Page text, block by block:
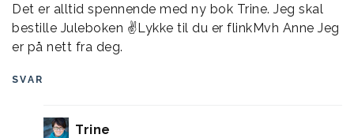
Det er alltid spennende med ny bok Trine. Jeg skal
bestille Juleboken ✌️Lykke til du er flinkMvh Anne Jeg
er på nett fra deg.
SVAR
Trine